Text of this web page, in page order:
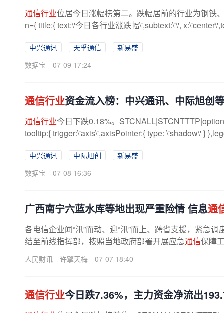
通信行业位居今日涨幅榜第二。跌幅居前的行业为钢铁
n={ title:{ text:\'今日各行业涨跌幅\',subtext:\'\',
中兴通讯 天孚通信
新易盛
数据宝
07-09 17:24
通信行业资金流入榜：中兴通讯、中际旭创
通信行业今日下跌0.18%。
tooltip:{ trigger:\'axis\',axisPointer:{ type: \'shadow\' }
中兴通讯 中际旭创
新易盛
数据宝
07-08 16:36
广西南宁六蓝水库等地出现严重险情 信息通
各电信企业闻“汛”而动、迎“汛”而上、跨省支援，紧急调
结至前线指挥部，按照当地政府部署开展应急通信保障
人民财讯 许擎天梅 07-07 18:40
通信行业今日跌7.36%，主力资金净流出